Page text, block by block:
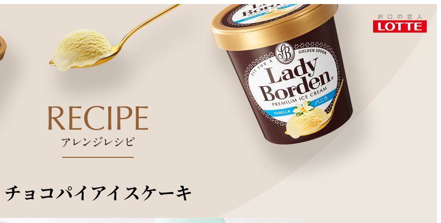
このページをシェアする
チョコパイアイスケーキ